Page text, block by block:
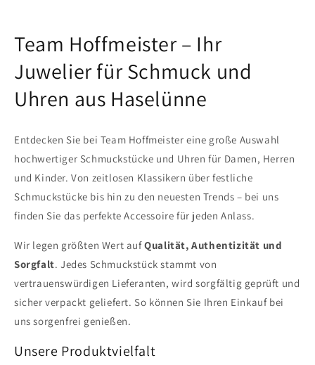
Team Hoffmeister – Ihr
Juwelier für Schmuck und
Uhren aus Haselünne
Entdecken Sie bei Team Hoffmeister eine große Auswahl
hochwertiger Schmuckstücke und Uhren für Damen, Herren
und Kinder. Von zeitlosen Klassikern über festliche
Schmuckstücke bis hin zu den neuesten Trends – bei uns
finden Sie das perfekte Accessoire für jeden Anlass.
Wir legen größten Wert aufQualität, Authentizität und
Sorgfalt. Jedes Schmuckstück stammt von
vertrauenswürdigen Lieferanten, wird sorgfältig geprüft und
sicher verpackt geliefert. So können Sie Ihren Einkauf bei
uns sorgenfrei genießen.
Unsere Produktvielfalt